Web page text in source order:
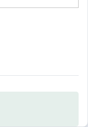
et tout équipé.